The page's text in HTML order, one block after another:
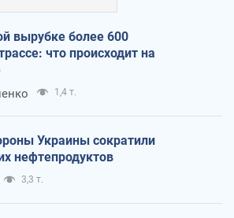
вырубке более 600
что происходит на
1,4 т.
Украины сократили
нефтепродуктов
3,3 т.